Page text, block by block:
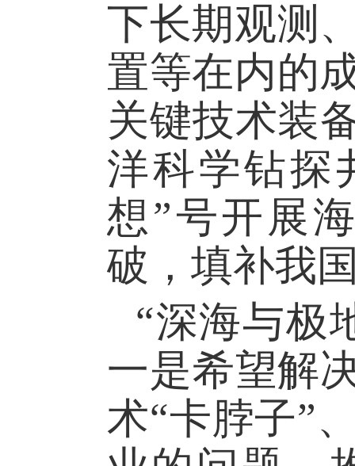
下长期观测
置等在内的
关键技术装
洋科学钻探
想”号开展
破，填补我
“深海与极
一是希望解
术“卡脖子”